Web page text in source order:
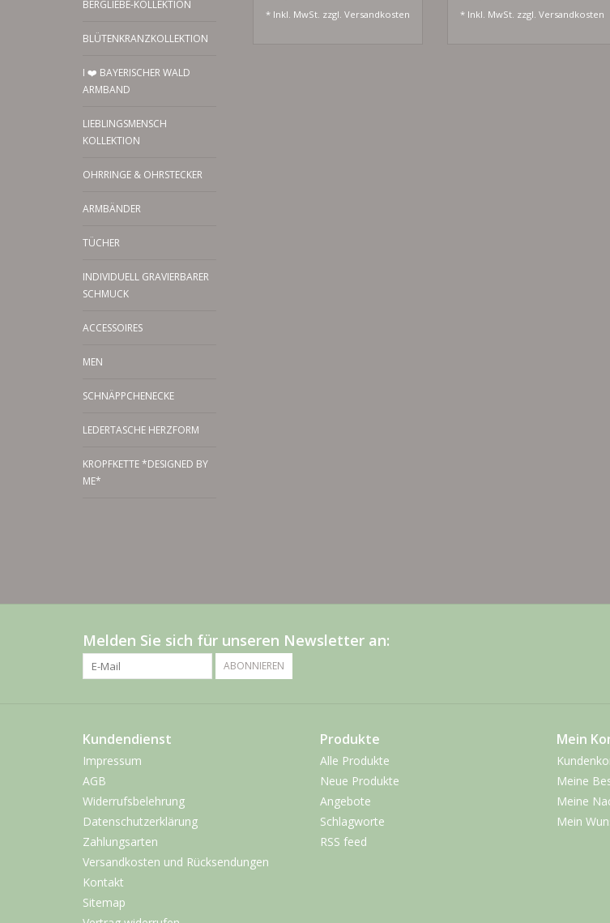
BERGLIEBE-KOLLEKTION
BLÜTENKRANZKOLLEKTION
I ❤️ BAYERISCHER WALD
ARMBAND
LIEBLINGSMENSCH
KOLLEKTION
OHRRINGE & OHRSTECKER
ARMBÄNDER
TÜCHER
INDIVIDUELL GRAVIERBARER
SCHMUCK
ACCESSOIRES
MEN
SCHNÄPPCHENECKE
LEDERTASCHE HERZFORM
KROPFKETTE *DESIGNED BY
ME*
* Inkl. MwSt. zzgl. Versandkosten * Inkl. MwSt. zzgl. Versandkosten
Melden Sie sich für unseren Newsletter an:
ABONNIEREN
Kundendienst
Impressum
AGB
Widerrufsbelehrung
Datenschutzerklärung
Zahlungsarten
Versandkosten und Rücksendungen
Kontakt
Sitemap
Produkte
Alle Produkte
Neue Produkte
Angebote
Schlagworte
RSS feed
Mein
Meine
Meine
Mein